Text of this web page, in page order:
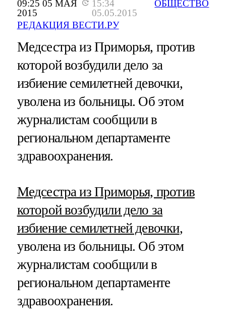
09:25 05 МАЯ
2015
15:34
05.05.2015
РЕДАКЦИЯ ВЕСТИ.РУ
ОБЩЕСТВО
Медсестра из Приморья, против
которой возбудили дело за
избиение семилетней девочки,
уволена из больницы. Об этом
журналистам сообщили в
региональном департаменте
здравоохранения.
Медсестра из Приморья, против
которой возбудили дело за
избиение семилетней девочки,
уволена из больницы. Об этом
журналистам сообщили в
региональном департаменте
здравоохранения.